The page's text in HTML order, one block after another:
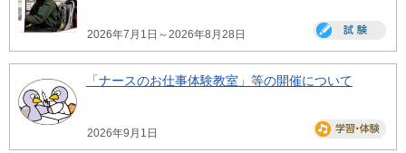
2026年7月1日～2026年8月28日
「ナースのお仕事体験教室」等の開催について
2026年9月1日